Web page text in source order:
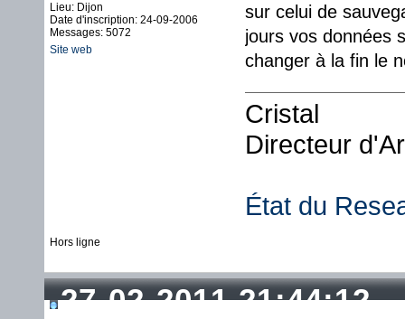
Lieu: Dijon
Date d'inscription: 24-09-2006
Messages: 5072
Site web
sur celui de
jours vos données
changer à la fin le
Cristal
Directeur
État du
Hors ligne
27-02-2011 21:44:12